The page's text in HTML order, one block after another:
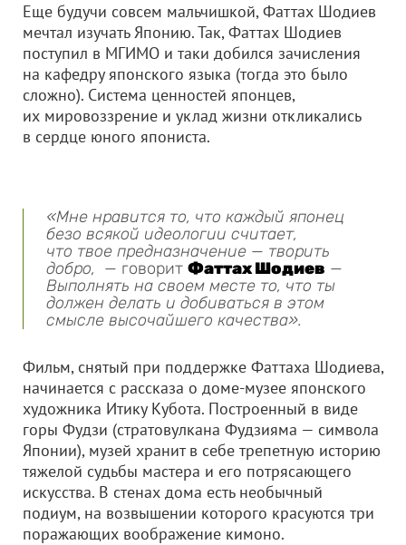
Еще будучи совсем мальчишкой, Фаттах Шодиев
мечтал изучать Японию. Так, Фаттах Шодиев
поступил в МГИМО и таки добился зачисления
на кафедру японского языка (тогда это было
сложно). Система ценностей японцев,
их мировоззрение и уклад жизни откликались
в сердце юного япониста.
«Мне нравится то, что каждый японец
безо всякой идеологии считает,
что твое предназначение — творить
добро, — говорит Фаттах Шодиев —
Выполнять на своем месте то, что ты
должен делать и добиваться в этом
смысле высочайшего качества».
Фильм, снятый при поддержке Фаттаха Шодиева,
начинается с рассказа о доме-музее японского
художника Итику Кубота. Построенный в виде
горы Фудзи (стратовулкана Фудзияма — символа
Японии), музей хранит в себе трепетную историю
тяжелой судьбы мастера и его потрясающего
искусства. В стенах дома есть необычный
подиум, на возвышении которого красуются три
поражающих воображение кимоно.